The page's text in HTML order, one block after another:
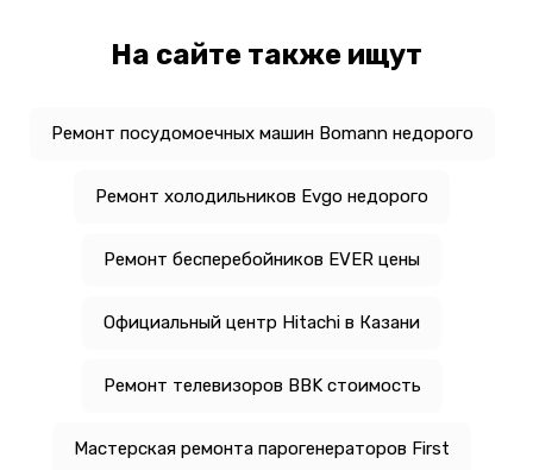
На сайте также ищут
Ремонт посудомоечных машин Bomann недорого
Ремонт холодильников Evgo недорого
Ремонт бесперебойников EVER цены
Официальный центр Hitachi в Казани
Ремонт телевизоров BBK стоимость
Мастерская ремонта парогенераторов First